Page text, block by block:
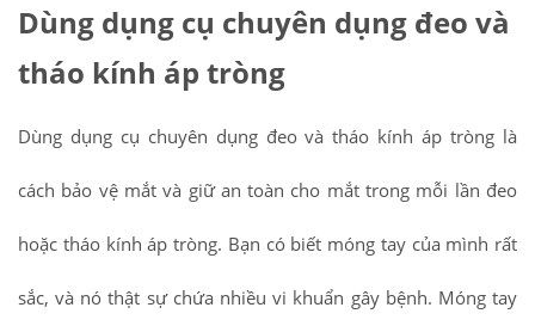
Dùng dụng cụ chuyên dụng đeo và
tháo kính áp tròng
Dùng dụng cụ chuyên dụng đeo và tháo kính áp tròng là
cách bảo vệ mắt và giữ an toàn cho mắt trong mỗi lần đeo
hoặc tháo kính áp tròng. Bạn có biết móng tay của mình rất
sắc, và nó thật sự chứa nhiều vi khuẩn gây bệnh. Móng tay